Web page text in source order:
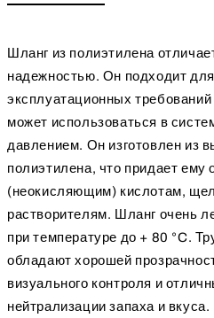
Шланг из полиэтилена
надежностью. Он подходит
эксплуатационных требований
может использоваться в
давлением. Он изготовлен из
полиэтилена, что придает ему
(неокисляющим) кислотам,
растворителям. Шланг очень
при температуре до + 80 °C.
обладают хорошей
визуального контроля и
нейтрализации запаха и вкуса.